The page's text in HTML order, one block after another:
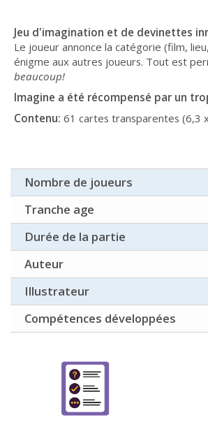
Jeu d'imagination et de devinettes
Le joueur annonce la catégorie (film,
énigme aux autres joueurs. Tout est
beaucoup!
Imagine a été récompensé par un
Contenu: 61 cartes transparentes (6,3
Nombre de joueurs
Tranche age
Durée de la partie
Auteur
Illustrateur
Compétences développées